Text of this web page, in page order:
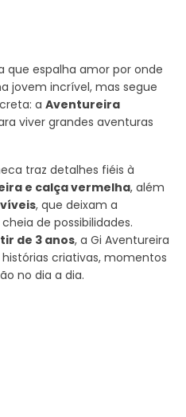
que espalha amor por onde
jovem incrível, mas segue
a Aventureira
viver grandes aventuras
traz detalhes fiéis à
e calça vermelha, além
, que deixam a
de possibilidades.
de 3 anos, a Gi Aventureira
criativas, momentos
no dia a dia.